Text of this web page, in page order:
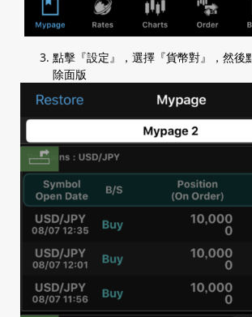
點擊『設定』，選擇『貨幣對』，然後
除面版